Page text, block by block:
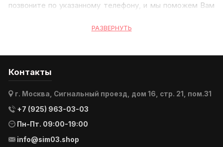
позвоните по указанному телефону, и мы поможем Вам
нужд. Мы осуществляем доставку электро гольфкаров
РАЗВЕРНУТЬ
Контакты
г. Москва, Сигнальный проезд, дом 16, стр. 21, пом.31
+7 (925) 963-03-03
Пн-Пт. 09:00-19:00
info@sim03.shop